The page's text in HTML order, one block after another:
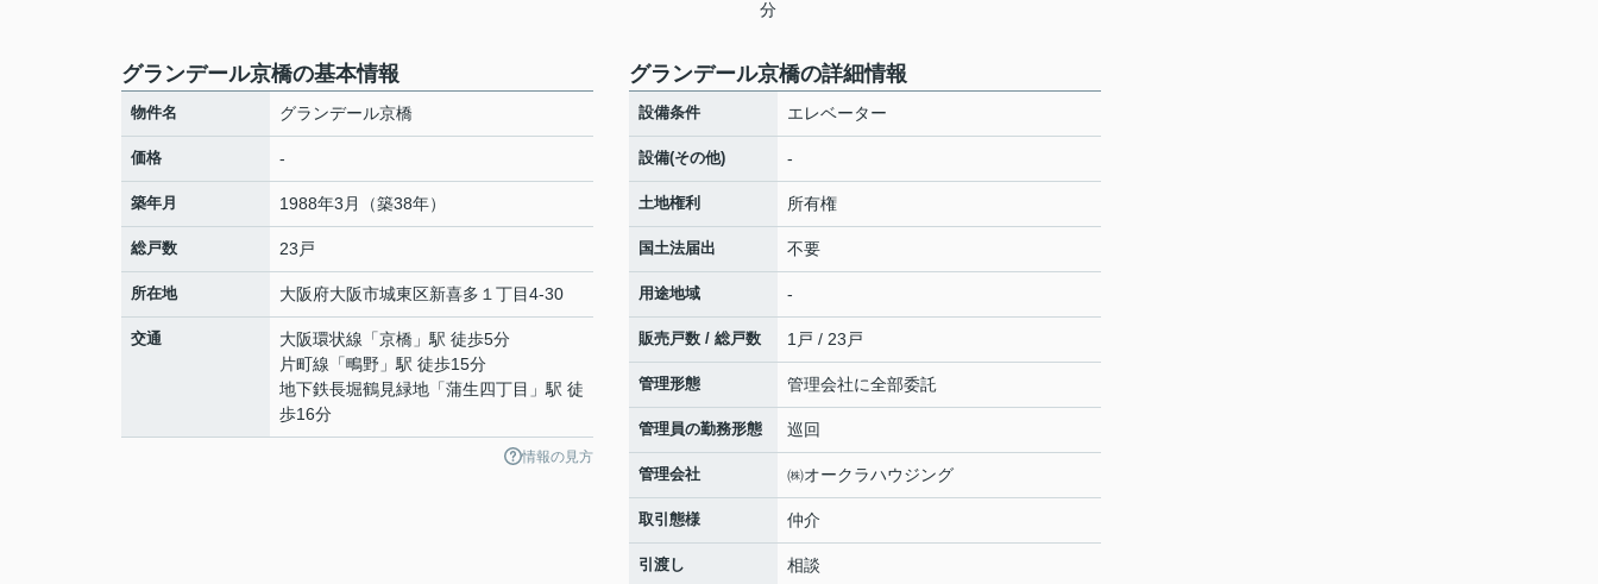
分
グランデール京橋の基本情報
物件名 グランデール京橋
価格 -
築年月 1988年3月（築38年）
総戸数 23戸
所在地 大阪府大阪市城東区新喜多 １丁目4-30
交通 大阪環状線 「京橋 」駅 徒歩5分
片町線 「鴫野 」駅 徒歩15分
地下鉄長堀鶴見緑地 「蒲生四丁目 」駅 徒
歩16分
情報の見方
グランデール京橋の詳細情報
設備条件 エレベーター
設備(その他) -
土地権利 所有権
国土法届出 不要
用途地域 -
販売戸数 / 総戸数 1戸 / 23戸
管理形態 管理会社に全部委託
管理員の勤務形態 巡回
管理会社 ㈱オークラハウジング
取引態様 仲介
引渡し 相談